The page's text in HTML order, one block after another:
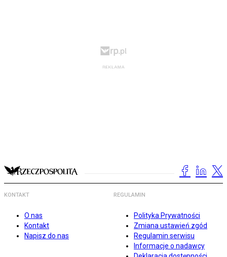
KONTAKT
O nas
Kontakt
Napisz do nas
REGULAMIN
Polityka Prywatności
Zmiana ustawień zgód
Regulamin serwisu
Informacje o nadawcy